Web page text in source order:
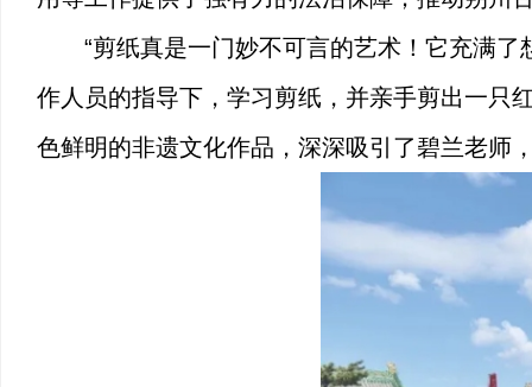
“剪纸真是一门妙不可言的艺术！它充满
作人员的指导下，学习剪纸，并亲手剪出一只
色鲜明的非遗文化作品，深深吸引了碧兰老